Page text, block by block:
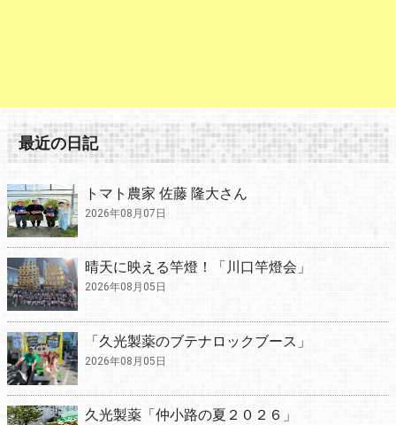
最近の日記
トマト農家 佐藤 隆大さん
2026年08月07日
晴天に映える竿燈！「川口竿燈会」
2026年08月05日
「久光製薬のブテナロックブース」
2026年08月05日
久光製薬「仲小路の夏２０２６」